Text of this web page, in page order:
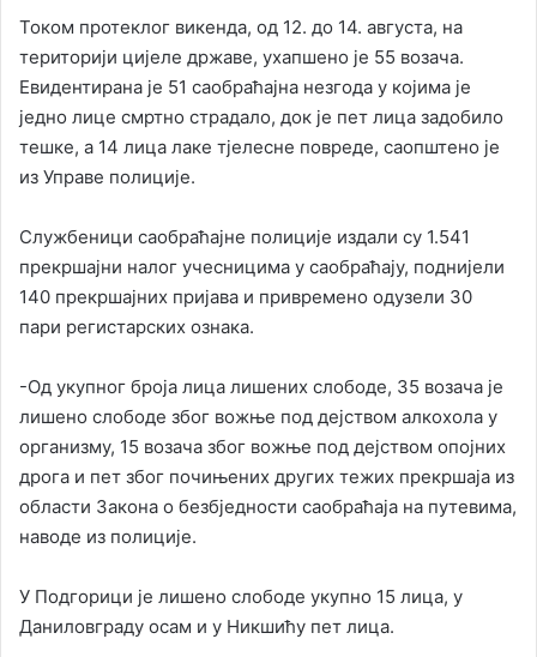
Током протеклог викенда, од 12. до 14. августа, на
територији цијеле државе, ухапшено је 55 возача.
Евидентирана је 51 саобраћајна незгода у којима је
једно лице смртно страдало, док је пет лица задобило
тешке, а 14 лица лаке тјелесне повреде, саопштено је
из Управе полиције.
Службеници саобраћајне полиције издали су 1.541
прекршајни налог учесницима у саобраћају, поднијели
140 прекршајних пријава и привремено одузели 30
пари регистарских ознака.
-Од укупног броја лица лишених слободе, 35 возача је
лишено слободе због вожње под дејством алкохола у
организму, 15 возача због вожње под дејством опојних
дрога и пет због почињених других тежих прекршаја из
области Закона о безбједности саобраћаја на путевима,
наводе из полиције.
У Подгорици је лишено слободе укупно 15 лица, у
Даниловграду осам и у Никшићу пет лица.